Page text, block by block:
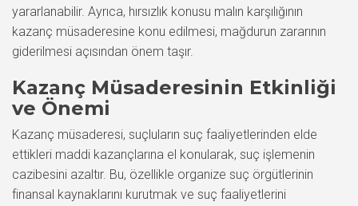
yararlanabilir. Ayrıca, hırsızlık konusu malın karşılığının
kazanç müsaderesine konu edilmesi, mağdurun zararının
giderilmesi açısından önem taşır.
Kazanç Müsaderesinin Etkinliği
ve Önemi
Kazanç müsaderesi, suçluların suç faaliyetlerinden elde
ettikleri maddi kazançlarına el konularak, suç işlemenin
cazibesini azaltır. Bu, özellikle organize suç örgütlerinin
finansal kaynaklarını kurutmak ve suç faaliyetlerini